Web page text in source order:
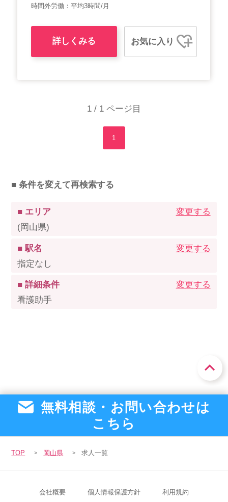
時間外労働：平均3時間/月
詳しくみる お気に入り
1 / 1 ページ目
1
■ 条件を変えて再検索する
■ エリア
(岡山県)
変更する
■ 駅名
指定なし
変更する
■ 詳細条件
看護助手
変更する
無料相談・お問い合わせは
こちら
TOP 岡山県 求人一覧
会社概要 個人情報保護方針 利用規約